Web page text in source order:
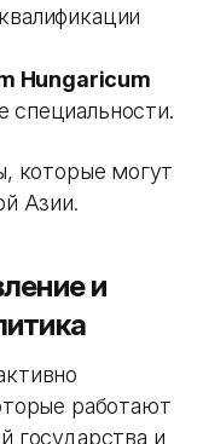
Hungaricum
специальности.
которые могут
Азии.
и
работают
государства и